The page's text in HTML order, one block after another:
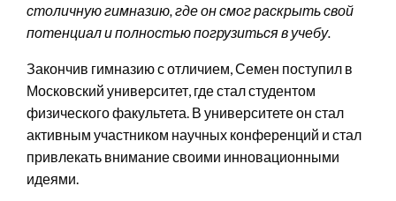
столичную гимназию, где он смог раскрыть свой
потенциал и полностью погрузиться в учебу.
Закончив гимназию с отличием, Семен поступил в
Московский университет, где стал студентом
физического факультета. В университете он стал
активным участником научных конференций и стал
привлекать внимание своими инновационными
идеями.